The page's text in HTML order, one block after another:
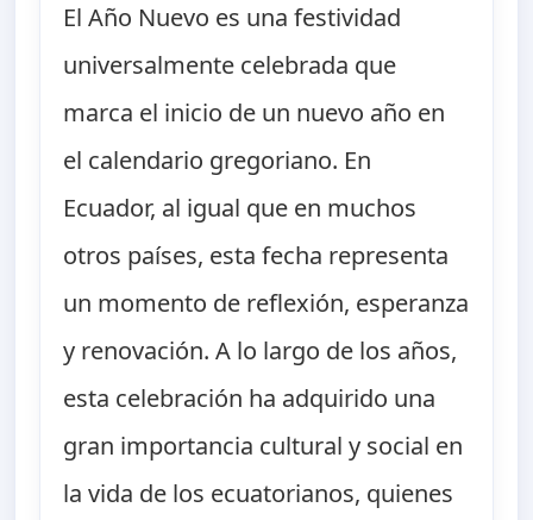
El Año Nuevo es una festividad
universalmente celebrada que
marca el inicio de un nuevo año en
el calendario gregoriano. En
Ecuador, al igual que en muchos
otros países, esta fecha representa
un momento de reflexión, esperanza
y renovación. A lo largo de los años,
esta celebración ha adquirido una
gran importancia cultural y social en
la vida de los ecuatorianos, quienes